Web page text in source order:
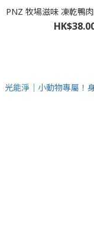
PNZ 牧場滋味 凍乾鴨